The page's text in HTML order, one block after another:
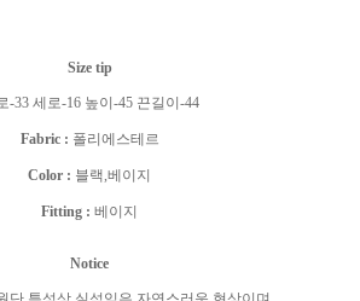
Size tip
-33 세로-16 높이 -45 끈길이 -44
Fabric : 폴리에스테르
Color : 블랙,베이지
Fitting : 베이지
Notice